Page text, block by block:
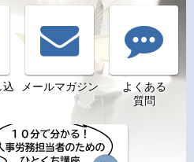
メールマガジン
よくある
質問